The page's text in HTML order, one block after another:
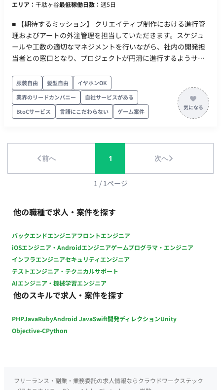
エリア： 千駄ヶ谷最低稼働日数： 週5日
■ 【期待するミッション】 クリエイティブ制作における進行管
理およびアートの外注管理を担当していただきます。スケジュ
ールや工数の適切なマネジメントを行いながら、社内の開発担
当者との窓口となり、プロジェクトが円滑に進行するようサポ
工程】 【スケジュール・工数管理】 制作物のスケジュール管理
および、制作にかかる工数管理業務を行います。 【アートの外
注管理】 外部のアート制作パートナーや外注先とのやり取り、
クオリティや納期の管理を行います。 【社内連携・窓口業務】
社内の開発担当者との窓口となり、各種調整や情報共有を円滑
り変更の可能性あり ・ 稼働量：週5日 稼働曜日：平日 稼働時
間：10:00-19:00(休憩60分) ・時給：2,100円 ※スキル経験によ
り応相談 ・交通費：別途支給 ・契約期間：2026/9～長期 ・募
服装自由 髪型自由
イヤホンOK
業界のリードカンパニー
自社サービスがある
BtoCサービス
言語にこだわらない ゲーム案件
前へ 1 次へ
1 / 1ページ
他の職種で求人・案件を探す
バックエンドエンジニアフロントエンジニア
iOSエンジニア・Androidエンジニアゲームプログラマ・エンジニア
インフラエンジニアセキュリティエンジニア
テストエンジニア・テクニカルサポート
AIエンジニア・機械学習エンジニア
他のスキルで求人・案件を探す
PHPJavaRubyAndroid JavaSwift開発ディレクションUnity
Objective-CPython
フリーランス・副業・業務委託の求人情報ならクラウドワークステック